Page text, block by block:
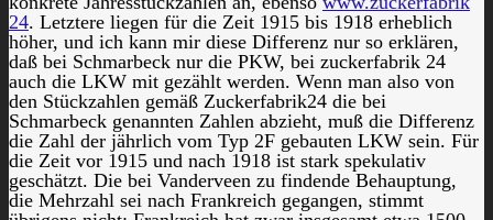
24. Letztere liegen für die Zeit 1915 bis 1918 erheblich
höher, und ich kann mir diese Differenz nur so erklären,
daß bei Schmarbeck nur die PKW, bei zuckerfabrik 24
auch die LKW mit gezählt werden. Wenn man also von
den Stückzahlen gemäß Zuckerfabrik24 die bei
Schmarbeck genannten Zahlen abzieht, muß die Differenz
die Zahl der jährlich vom Typ 2F gebauten LKW sein. Für
die Zeit vor 1915 und nach 1918 ist stark spekulativ
geschätzt. Die bei Vanderveen zu findende Behauptung,
die Mehrzahl sei nach Frankreich gegangen, stimmt